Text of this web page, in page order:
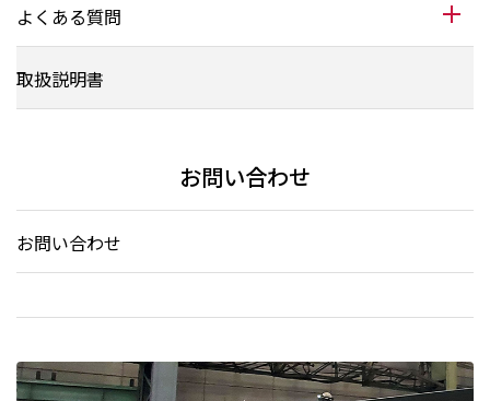
よくある質問
取扱説明書
お問い合わせ
お問い合わせ